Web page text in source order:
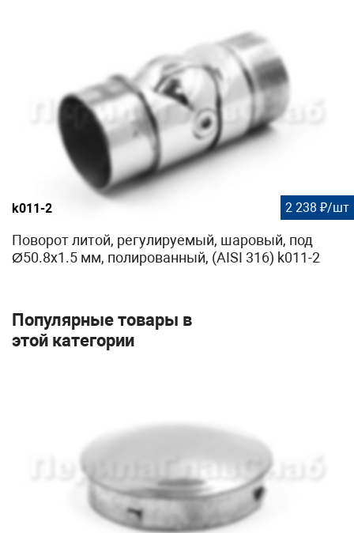
k011-2 2 238 ₽/шт
Поворот литой, регулируемый, шаровый, под
Ø50.8х1.5 мм, полированный, (AISI 316) k011-2
Популярные товары в
этой категории